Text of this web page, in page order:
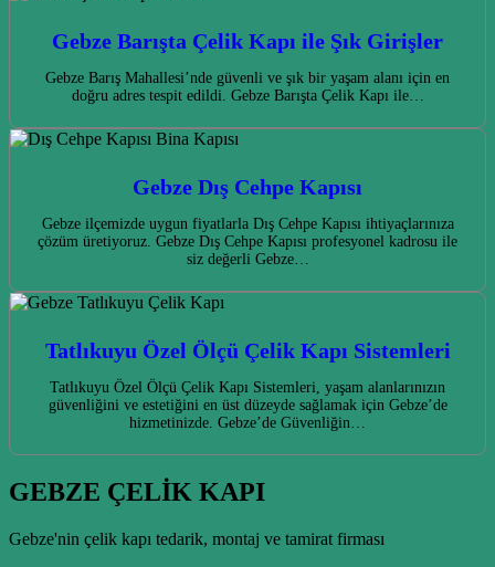
Gebze Barışta Çelik Kapı ile Şık Girişler
Gebze Barış Mahallesi’nde güvenli ve şık bir yaşam alanı için en
doğru adres tespit edildi. Gebze Barışta Çelik Kapı ile…
Gebze Dış Cehpe Kapısı
Gebze ilçemizde uygun fiyatlarla Dış Cehpe Kapısı ihtiyaçlarınıza
çözüm üretiyoruz. Gebze Dış Cehpe Kapısı profesyonel kadrosu ile
siz değerli Gebze…
Tatlıkuyu Özel Ölçü Çelik Kapı Sistemleri
Tatlıkuyu Özel Ölçü Çelik Kapı Sistemleri, yaşam alanlarınızın
güvenliğini ve estetiğini en üst düzeyde sağlamak için Gebze’de
hizmetinizde. Gebze’de Güvenliğin…
GEBZE ÇELİK KAPI
Gebze'nin çelik kapı tedarik, montaj ve tamirat firması